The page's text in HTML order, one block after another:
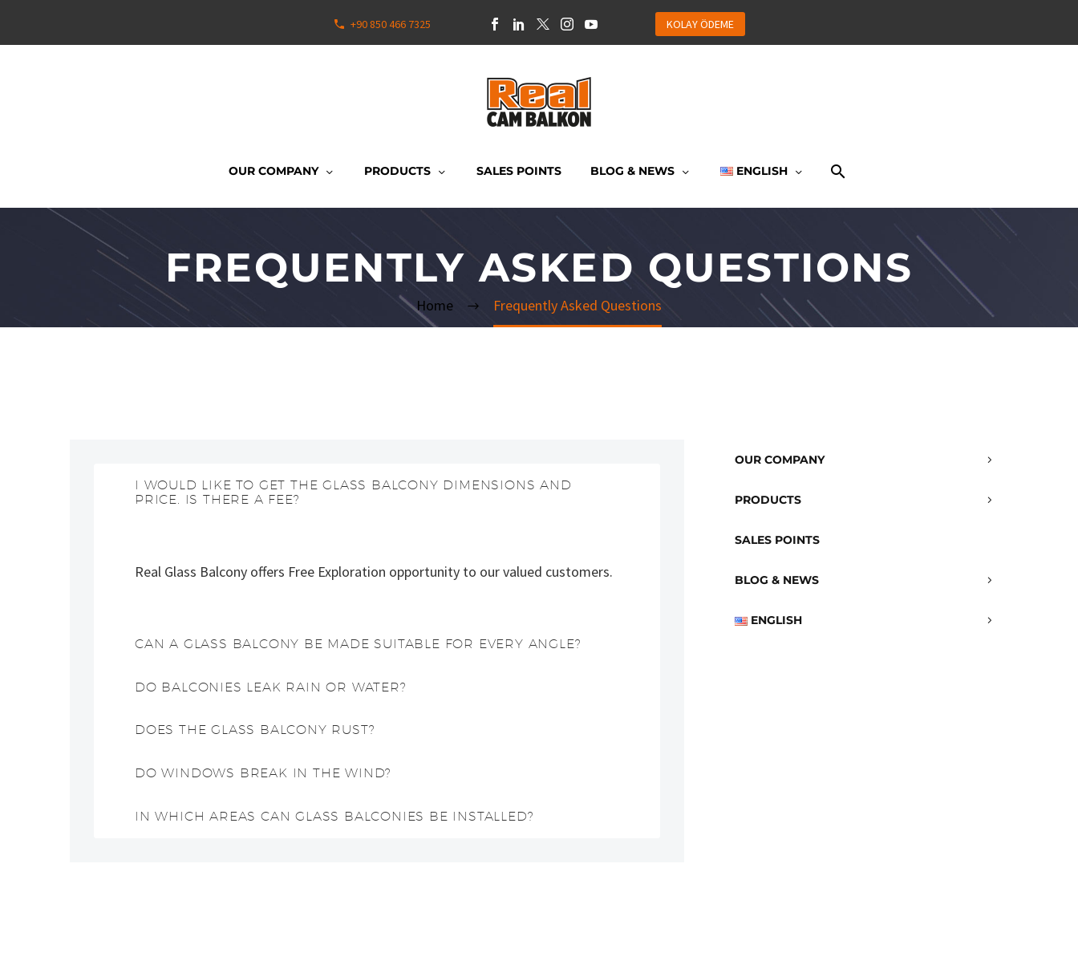
+90 850 466 7325 KOLAY ÖDEME
OUR COMPANY PRODUCTS SALES POINTS BLOG & NEWS ENGLISH
FREQUENTLY ASKED QUESTIONS
Home Frequently Asked Questions
I WOULD LIKE TO GET THE GLASS BALCONY DIMENSIONS AND
PRICE. IS THERE A FEE?
Real Glass Balcony offers Free Exploration opportunity to our valued customers.
CAN A GLASS BALCONY BE MADE SUITABLE FOR EVERY ANGLE?
DO BALCONIES LEAK RAIN OR WATER?
DOES THE GLASS BALCONY RUST?
DO WINDOWS BREAK IN THE WIND?
IN WHICH AREAS CAN GLASS BALCONIES BE INSTALLED?
OUR COMPANY
PRODUCTS
SALES POINTS
BLOG & NEWS
ENGLISH